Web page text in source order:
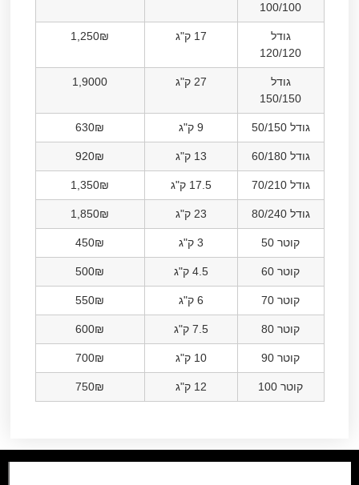
100/100
גודל
120/120
17 ק"ג 1,250₪
גודל
150/150
27 ק"ג 1,9000
גודל 50/150 9 ק"ג 630₪
גודל 60/180 13 ק"ג 920₪
גודל 70/210 17.5 ק"ג 1,350₪
גודל 80/240 23 ק"ג 1,850₪
קוטר 50 3 ק"ג 450₪
קוטר 60 4.5 ק"ג 500₪
קוטר 70 6 ק"ג 550₪
קוטר 80 7.5 ק"ג 600₪
קוטר 90 10 ק"ג 700₪
קוטר 100 12 ק"ג 750₪